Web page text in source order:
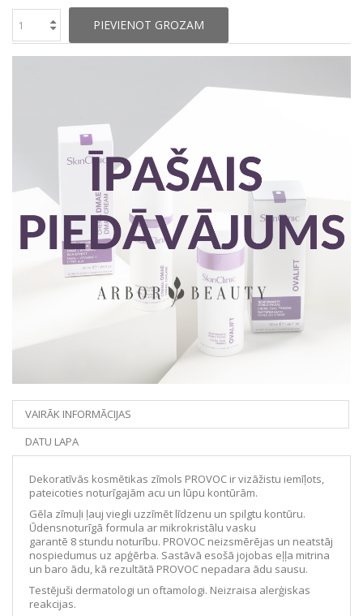
PIEVIENOT GROZAM
VAIRĀK INFORMĀCIJAS
DATU LAPA
Dekoratīvās kosmētikas zīmols PROVOC ir vizāžistu iemīļots,
pateicoties noturīgajām acu un lūpu kontūrām.
Gēla zīmuļi ļauj viegli uzzīmēt līdzenu un spilgtu kontūru.
Ūdensnoturīgā formula ar mikrokristālu vasku
garantē 8 stundu noturību. PROVOC neizsmērējas un neatstāj
nospiedumus uz apģērba. Sastāvā esošā jojobas eļļa mitrina
un baro ādu, kā rezultātā PROVOC nepadara ādu sausu.
Testējuši dermatologi un oftamologi. Neizraisa alerģiskas
reakcijas.